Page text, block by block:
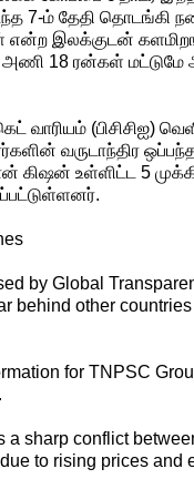
7-ம் தேதி தொடங்கி
என்ற இலக்குடன்
18 ரன்கள் மட்டுமே
வாரியம் (பிசிசிஐ)
வருடாந்திர
கிஷன் உள்ளிட்ட 5
by Global
behind other
for TNPSC
a sharp conflict
to rising prices and